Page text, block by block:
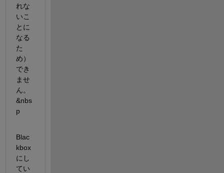
れな
いこ
とに
なる
た
め）
でき
ませ
ん。
&nbs
p
Blac
kbox
にし
てい